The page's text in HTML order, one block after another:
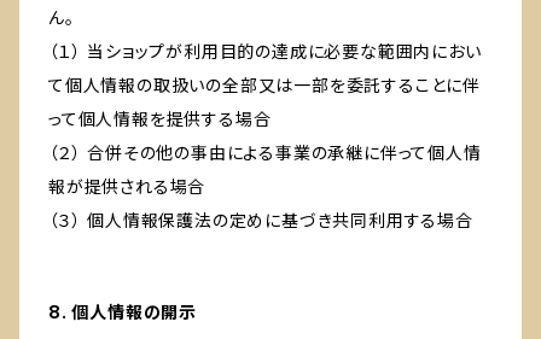
ん。
（１） 当ショップが利用目的の達成に必要な範囲内におい
て個人情報の取扱いの全部又は一部を委託することに伴
って個人情報を提供する場合
（２） 合併その他の事由による事業の承継に伴って個人情
報が提供される場合
（３） 個人情報保護法の定めに基づき共同利用する場合
8. 個人情報の開示